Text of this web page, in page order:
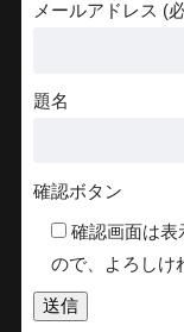
メールアドレス (
題名
確認ボタン
確認画面は表
ので、よろしけ